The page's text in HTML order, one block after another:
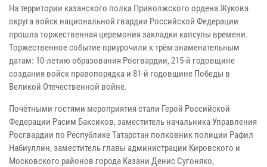
На территории казанского полка Приволжского ордена Жукова
округа войск национальной гвардии Российской Федерации
прошла торжественная церемония закладки капсулы времени.
Торжественное событие приурочили к трём знаменательным
датам: 10-летию образования Росгвардии, 215-й годовщине
создания войск правопорядка и 81-й годовщине Победы в
Великой Отечественной войне.
Почётными гостями мероприятия стали Герой Российской
Федерации Расим Баксиков, заместитель начальника Управления
Росгвардии по Республике Татарстан полковник полиции Рафил
Набиуллин, заместитель главы администрации Кировского и
Московского районов города Казани Денис Сугоняко,